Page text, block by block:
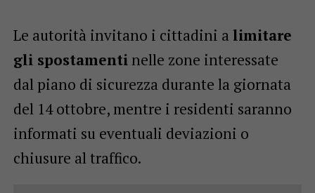
Le autorità invitano i cittadini a limitare
gli spostamentinelle zone interessate
dal piano di sicurezza durante la giornata
del 14 ottobre, mentre i residenti saranno
informati su eventuali deviazioni o
chiusure al traffico.